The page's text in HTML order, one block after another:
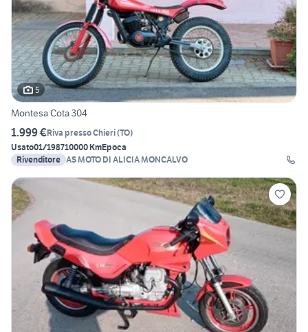
5
Montesa Cota 304
1.999 €Riva presso Chieri(TO)
Usato01/198710000 KmEpoca
Rivenditore AS MOTO DI ALICIA MONCALVO